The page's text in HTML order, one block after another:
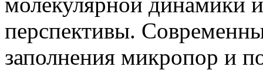
перспективы.
заполнения микропор и